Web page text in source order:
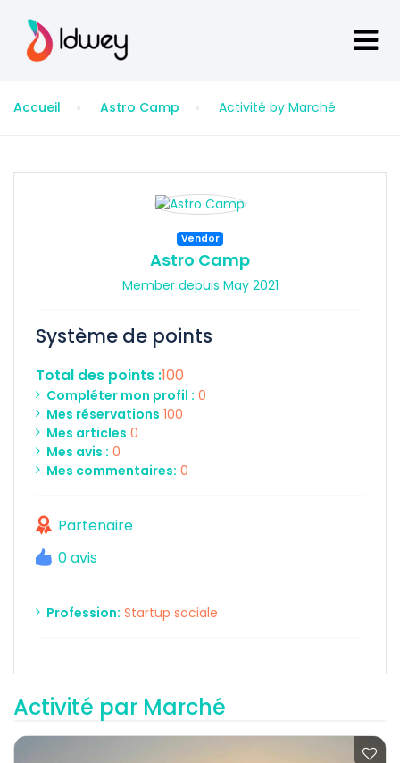
Accueil Astro Camp Activité by Marché
Vendor
Astro Camp
Member depuis May 2021
Système de points
Total des points :100
Compléter mon profil : 0
Mes réservations 100
Mes articles 0
Mes avis : 0
Mes commentaires: 0
Partenaire
0 avis
Profession: Startup sociale
Activité par Marché